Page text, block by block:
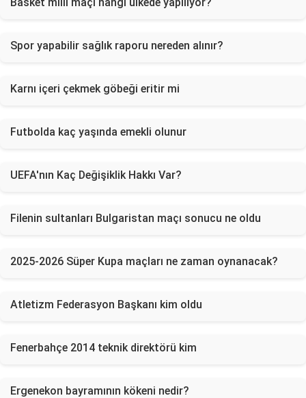
Spor yapabilir sağlık raporu nereden alınır?
Karnı içeri çekmek göbeği eritir mi
Futbolda kaç yaşında emekli olunur
UEFA'nın Kaç Değişiklik Hakkı Var?
Filenin sultanları Bulgaristan maçı sonucu ne oldu
2025-2026 Süper Kupa maçları ne zaman oynanacak?
Atletizm Federasyon Başkanı kim oldu
Fenerbahçe 2014 teknik direktörü kim
Ergenekon bayramının kökeni nedir?